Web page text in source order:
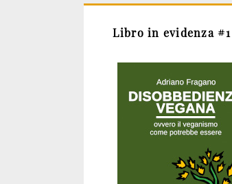
Libro in evidenza #1